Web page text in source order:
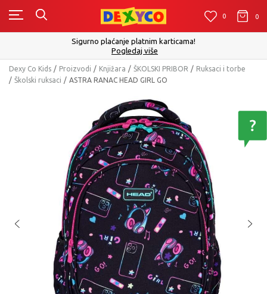
0 0
Sigurno plaćanje platnim karticama!
Pogledaj više
Dexy Co Kids Proizvodi Knjižara ŠKOLSKI PRIBOR
Ruksaci i torbe
Školski ruksaci
ASTRA RANAC HEAD GIRL GO